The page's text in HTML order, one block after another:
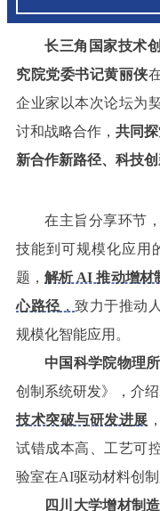
长三角国家技术
究院党委书记黄丽侠
企业家以本次论坛为
讨和战略合作，共同
新合作新路径、科技
在主旨分享环节
技能到可规模化应用
题，解析 AI 推动增材
心路径 ， 致力于推动
规模化智能应用。
中国科学院物理
创制系统研发》，介绍
技术突破与研发进展
试错成本高、工艺可
验室在AI驱动材料创
四川大学增材制